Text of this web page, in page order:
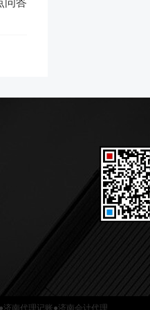
问答
南代理记账●济南会计代理